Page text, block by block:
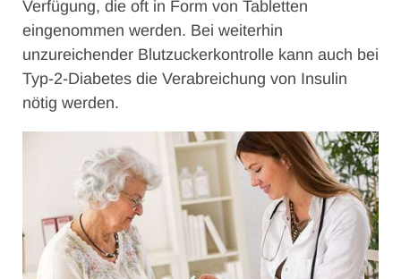
Verfügung, die oft in Form von Tabletten
eingenommen werden. Bei weiterhin
unzureichender Blutzuckerkontrolle kann auch bei
Typ-2-Diabetes die Verabreichung von Insulin
nötig werden.